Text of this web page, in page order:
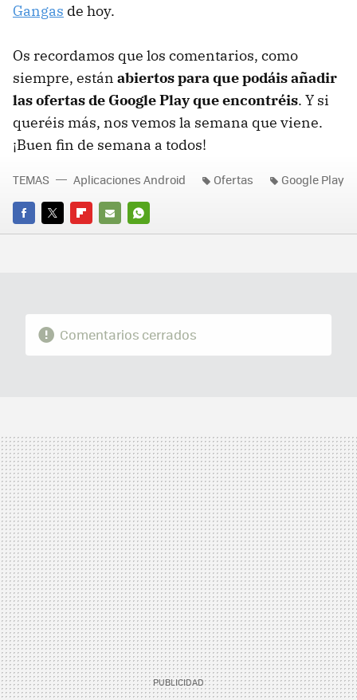
Gangas de hoy.
Os recordamos que los comentarios, como
siempre, están abiertos para que podáis añadir
las ofertas de Google Play que encontréis. Y si
queréis más, nos vemos la semana que viene.
¡Buen fin de semana a todos!
FACEBOOK
TWITTERFLIPBOARD
E-
WHATSAPP
TEMAS Aplicaciones Android Ofertas Google Play
Comentarios cerrados